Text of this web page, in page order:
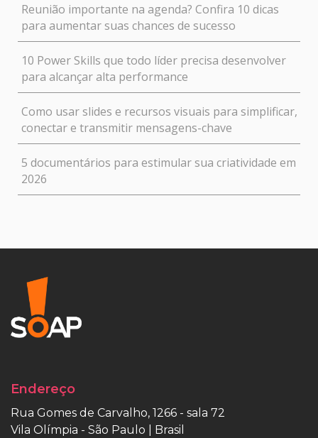
Reunião importante na agenda? Confira 10 dicas
para aumentar suas chances de sucesso
10 Power Skills que todo líder precisa desenvolver
para alcançar alta performance
Como usar slides e recursos visuais para simplificar,
conectar e transmitir mensagens-chave
5 documentários para estimular sua criatividade em
2026
Endereço
Rua Gomes de Carvalho, 1266 - sala 72
Vila Olímpia - São Paulo | Brasil